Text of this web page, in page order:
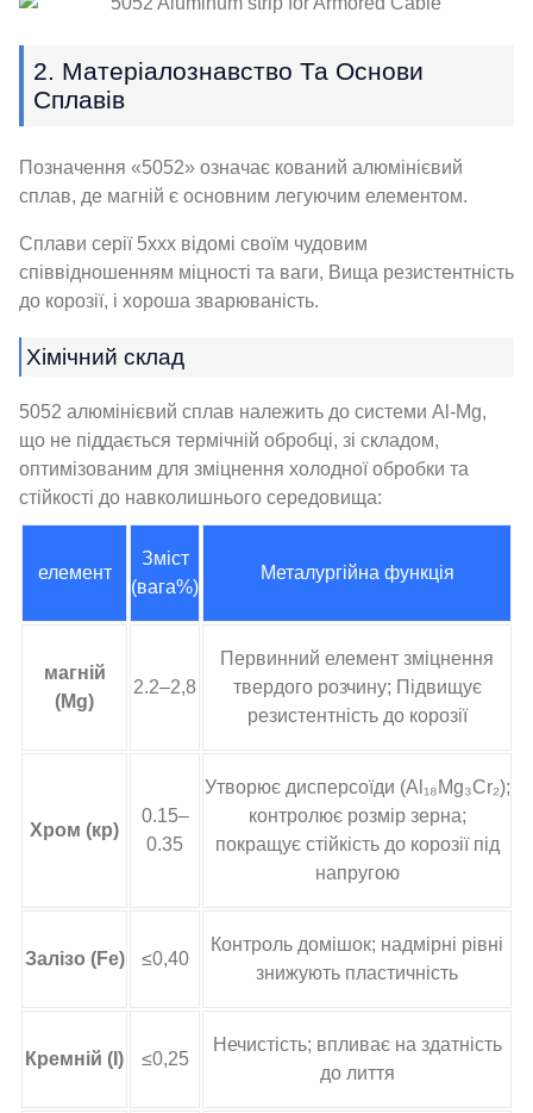
2. Матеріалознавство Та Основи
Сплавів
Позначення «5052» означає кований алюмінієвий
сплав, де магній є основним легуючим елементом.
Сплави серії 5xxx відомі своїм чудовим
співвідношенням міцності та ваги, Вища резистентність
до корозії, і хороша зварюваність.
Хімічний склад
5052 алюмінієвий сплав належить до системи Al-Mg,
що не піддається термічній обробці, зі складом,
оптимізованим для зміцнення холодної обробки та
стійкості до навколишнього середовища:
елемент
Зміст
(вага%)
Металургійна функція
магній
(Mg)
2.2–2,8
Первинний елемент зміцнення
твердого розчину; Підвищує
резистентність до корозії
Хром (кр)
0.15–
0.35
Утворює дисперсоїди (Al₁₈Mg₃Cr₂);
контролює розмір зерна;
покращує стійкість до корозії під
напругою
Залізо (Fe) ≤0,40
Контроль домішок; надмірні рівні
знижують пластичність
Кремній (І) ≤0,25
Нечистість; впливає на здатність
до лиття